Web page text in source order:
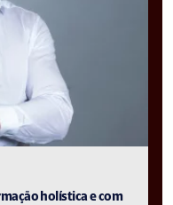
holística e com